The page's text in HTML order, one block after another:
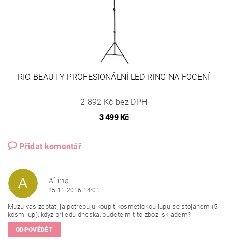
RIO BEAUTY PROFESIONÁLNÍ LED RING NA FOCENÍ
2 892 Kč bez DPH
3 499 Kč
Přidat komentář
A Alina
25.11.2016 14:01
Muzu vas zeptat, ja potrebuju koupit kosmetickou lupu se stojanem (5
kosm.lup), kdyz prijedu dneska, budete mit to zbozi skladem?
ODPOVĚDĚT